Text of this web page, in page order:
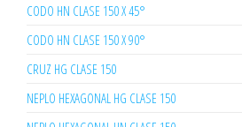
CODO HN CLASE 150 X 45°
CODO HN CLASE 150 X 90°
CRUZ HG CLASE 150
NEPLO HEXAGONAL HG CLASE 150